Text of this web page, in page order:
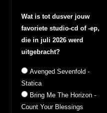
Wat is tot dusver jouw
favoriete studio-cd of -ep,
die in juli 2026 werd
uitgebracht?
Avenged Sevenfold -
Statica
Bring Me The Horizon -
Count Your Blessings